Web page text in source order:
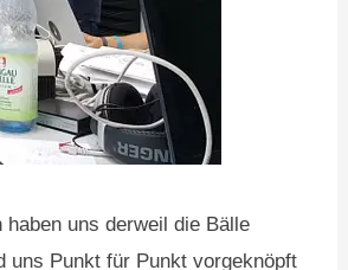
haben uns derweil die Bälle
uns Punkt für Punkt vorgeknöpft